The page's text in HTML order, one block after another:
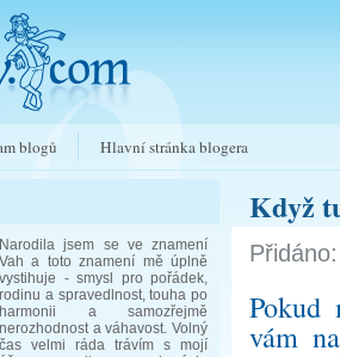
blogů Hlavní stránka blogera
Narodila jsem se ve znamení
Vah a toto znamení mě úplně
vystihuje - smysl pro pořádek,
rodinu a spravedlnost, touha po
harmonii a samozřejmě
nerozhodnost a váhavost. Volný
čas velmi ráda trávím s mojí
Když
Pokud
vám